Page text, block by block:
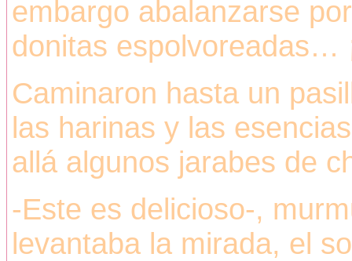
embargo abalanzarse
donitas espolvoreadas…
Caminaron hasta un
las harinas y las
allá algunos jarabes de
-Este es delicioso-,
levantaba la mirada, el